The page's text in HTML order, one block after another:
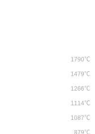
1790℃
1479℃
1266℃
1114℃
1087℃
879℃